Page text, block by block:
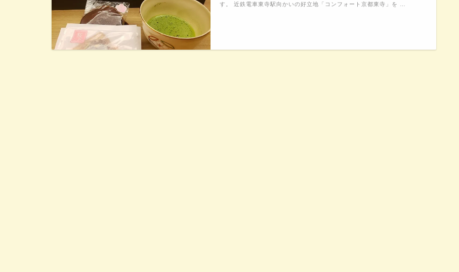
す。 近鉄電車東寺駅向かいの好立地「コンフォート京都東寺」を …